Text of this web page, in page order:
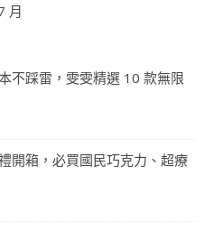
月
不踩雷，雯雯精選 10 款無限
開箱，必買國民巧克力、超療